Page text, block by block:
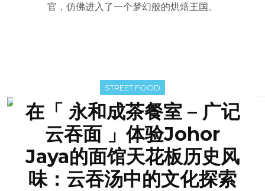
官，仿佛进入了一个梦幻般的烘焙王国。
STREET FOOD
在「 永和成茶餐室 – 广记
云吞面 」体验Johor
Jaya的面馆天花板历史风
味：云吞汤中的文化探索